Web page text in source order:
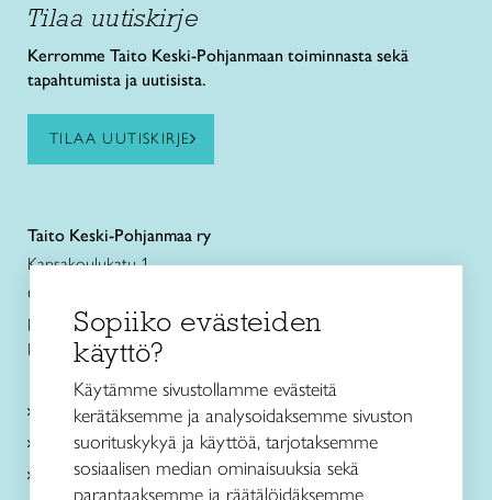
Tilaa uutiskirje
Kerromme Taito Keski-Pohjanmaan toiminnasta sekä
tapahtumista ja uutisista.
TILAA UUTISKIRJE
Taito Keski-Pohjanmaa ry
Kansakoulukatu 1
67100 Kokkola
puh. +358 44 3363500
kokkola@taitokeskipohjanmaa.fi
Kurssit ja leirit
Koulutus ja muu toiminta
Ajankohtaista
Sopiiko evästeiden
käyttö?
Käytämme sivustollamme evästeitä
kerätäksemme ja analysoidaksemme sivuston
suorituskykyä ja käyttöä, tarjotaksemme
sosiaalisen median ominaisuuksia sekä
parantaaksemme ja räätälöidäksemme